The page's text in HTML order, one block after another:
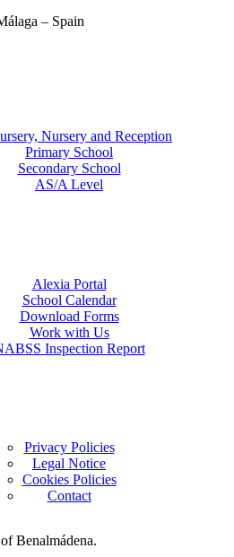
– Spain
Nursery and Reception
Primary School
Secondary School
AS/A Level
Alexia Portal
School Calendar
Download Forms
Work with Us
Inspection Report
Privacy Policies
Legal Notice
Cookies Policies
Contact
Benalmádena.